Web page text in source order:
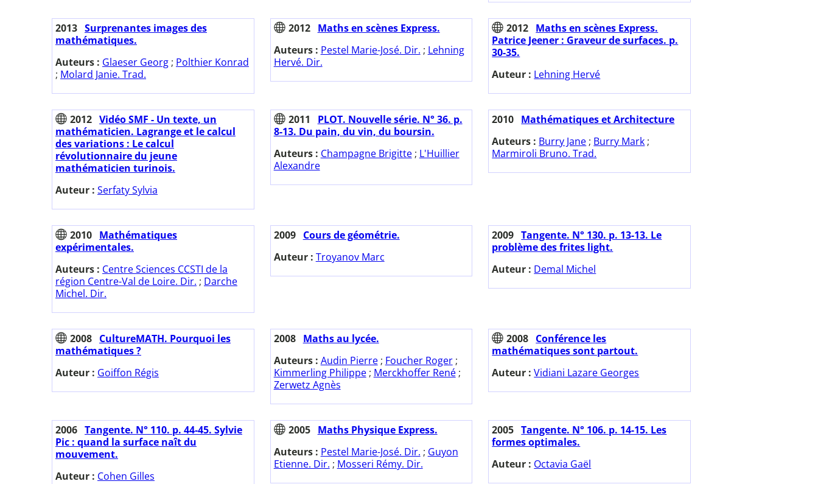
2013 Surprenantes images des
mathématiques.
Auteurs : Glaeser Georg ; Polthier Konrad
; Molard Janie. Trad.
2012
Maths en scènes Express.
Auteurs : Pestel Marie-José. Dir. ; Lehning
Hervé. Dir.
2012 Maths en scènes Express.
Patrice Jeener : Graveur de surfaces. p.
30-35.
Auteur : Lehning Hervé
2012 Vidéo SMF - Un texte, un
mathématicien. Lagrange et le calcul
des variations : Le calcul
révolutionnaire du jeune
mathématicien turinois.
Auteur : Serfaty Sylvia
2011
PLOT. Nouvelle série. N° 36. p.
8-13. Du pain, du vin, du boursin.
Auteurs : Champagne Brigitte; L'Huillier
Alexandre
2010 Mathématiques et Architecture
Auteurs : Burry Jane ; Burry Mark ;
Marmiroli Bruno. Trad.
2010 Mathématiques
expérimentales.
Auteurs : Centre Sciences CCSTI de la
région Centre-Val de Loire. Dir. ; Darche
Michel. Dir.
2009
Cours de géométrie.
Auteur : Troyanov Marc
2009 Tangente. N° 130. p. 13-13. Le
problème des frites light.
Auteur : Demal Michel
2008 CultureMATH. Pourquoi les
mathématiques ?
Auteur : Goiffon Régis
2008
Maths au lycée.
Auteurs : Audin Pierre; Foucher Roger;
Kimmerling Philippe; Merckhoffer René;
Zerwetz Agnès
2008 Conférence les
mathématiques sont partout.
Auteur :Vidiani Lazare Georges
2006 Tangente. N° 110. p. 44-45. Sylvie
Pic : quand la surface naît du
mouvement.
Auteur : Cohen Gilles
2005
Maths Physique Express.
Auteurs : Pestel Marie-José. Dir. ; Guyon
Etienne. Dir. ; Mosseri Rémy. Dir.
2005 Tangente. N° 106. p. 14-15. Les
formes optimales.
Auteur : Octavia Gaël